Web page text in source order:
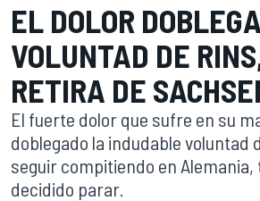
EL DOLOR
VOLUNTAD DE
RETIRA DE
El fuerte dolor que sufre en su
doblegado la indudable voluntad
seguir compitiendo en Alemania,
decidido parar.